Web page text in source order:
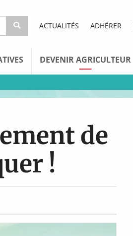
ACTUALITÉS ADHÉRER
DEVENIR AGRICULTEUR
de
!